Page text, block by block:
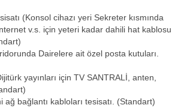
(Konsol cihazı yeri Sekreter kısmında
v.s. için yeteri kadar dahili hat kablosu
Dairelere ait özel posta kutuları.
yayınları için TV SANTRALİ, anten,
ağ bağlantı kabloları tesisatı. (Standart)